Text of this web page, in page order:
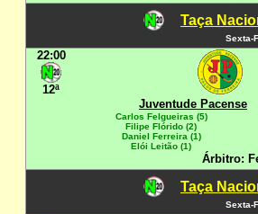
Taça
Sexta-
22:00
12ª
Juventude Pacense
Carlos Felgueiras (5)
Filipe Flórido (2)
Daniel Ferreira (1)
Elói Leitão (1)
Árbitro:
Taça
Sexta-